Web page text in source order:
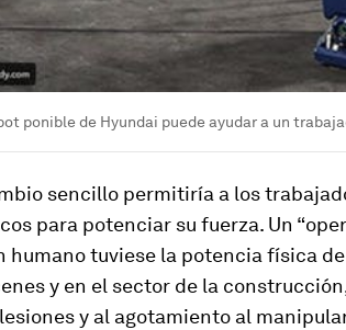
ponible de Hyundai puede ayudar a un
sencillo permitiría a los
para potenciar su fuerza. Un
humano tuviese la potencia física
y en el sector de la
y al agotamiento al